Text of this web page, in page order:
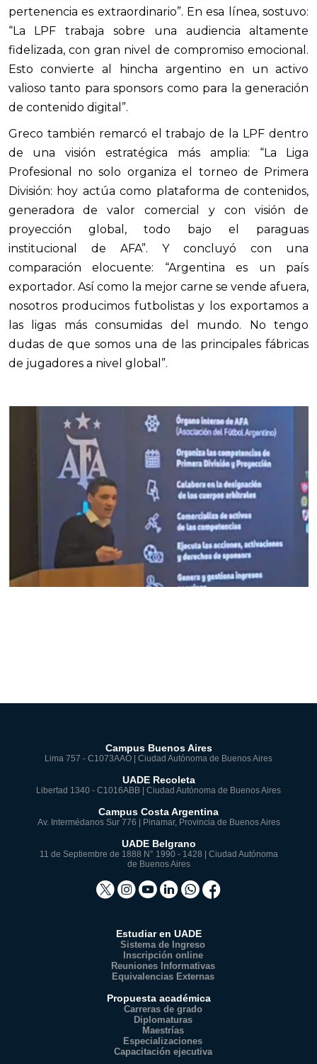
pertenencia es extraordinario”. En esa línea, sostuvo:
“La LPF trabaja sobre una audiencia altamente
fidelizada, con gran nivel de compromiso emocional.
Esto convierte al hincha argentino en un activo
valioso tanto para sponsors como para la generación
de contenido digital”.
Greco también remarcó el trabajo de la LPF dentro
de una visión estratégica más amplia: “La Liga
Profesional no solo organiza el torneo de Primera
División: hoy actúa como plataforma de contenidos,
generadora de valor comercial y con visión de
proyección global, todo bajo el paraguas
institucional de AFA”. Y concluyó con una
comparación elocuente: “Argentina es un país
exportador. Así como la mejor carne se vende afuera,
nosotros producimos futbolistas y los exportamos a
las ligas más consumidas del mundo. No tengo
dudas de que somos una de las principales fábricas
de jugadores a nivel global”.
Campus Buenos Aires
Lima 757 - C1073AAO | Ciudad Autónoma de Buenos Aires
UADE Recoleta
Libertad 1340 - C1016ABB | Ciudad Autónoma de Buenos Aires
Campus Costa Argentina
Av. Intermédanos Sur 776 | Pinamar, Provincia de Buenos Aires
UADE Belgrano
11 de Septiembre de 1888 N° 1990 - 1428 | Ciudad Autónoma
de Buenos Aires
Estudiar en UADE
Sistema de Ingreso
Inscripción online
Reuniones Informativas
Equivalencias Externas
Propuesta académica
Carreras de grado
Diplomaturas
Maestrías
Especializaciones
Capacitación ejecutiva